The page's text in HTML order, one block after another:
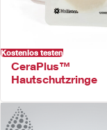
Kostenlos testen
CeraPlus™
Hautschutzringe